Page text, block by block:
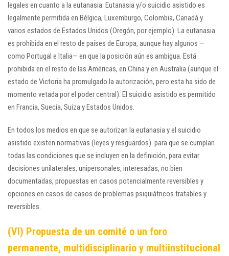
legales en cuanto a la eutanasia. Eutanasia y/o suicidio asistido es
legalmente permitida en Bélgica, Luxemburgo, Colombia, Canadá y
varios estados de Estados Unidos (Oregón, por ejemplo). La eutanasia
es prohibida en el resto de países de Europa, aunque hay algunos —
como Portugal e Italia— en que la posición aún es ambigua. Está
prohibida en el resto de las Américas, en China y en Australia (aunque el
estado de Victoria ha promulgado la autorización, pero esta ha sido de
momento vetada por el poder central). El suicidio asistido es permitido
en Francia, Suecia, Suiza y Estados Unidos.
En todos los medios en que se autorizan la eutanasia y el suicidio
asistido existen normativas (leyes y resguardos) para que se cumplan
todas las condiciones que se incluyen en la definición, para evitar
decisiones unilaterales, unipersonales, interesadas, no bien
documentadas, propuestas en casos potencialmente reversibles y
opciones en casos de casos de problemas psiquiátricos tratables y
reversibles.
(VI) Propuesta de un comité o un foro
permanente, multidisciplinario y multiinstitucional